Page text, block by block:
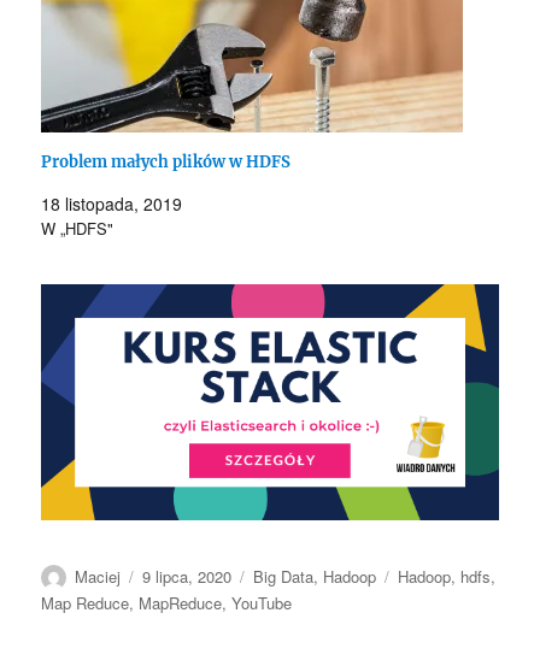
Problem małych plików w HDFS
18 listopada, 2019
W „HDFS"
Autor
Maciej
Data
publikacji
9 lipca, 2020 Kategorie
Big Data, Hadoop Tagi
Hadoop, hdfs,
Map Reduce, MapReduce,YouTube